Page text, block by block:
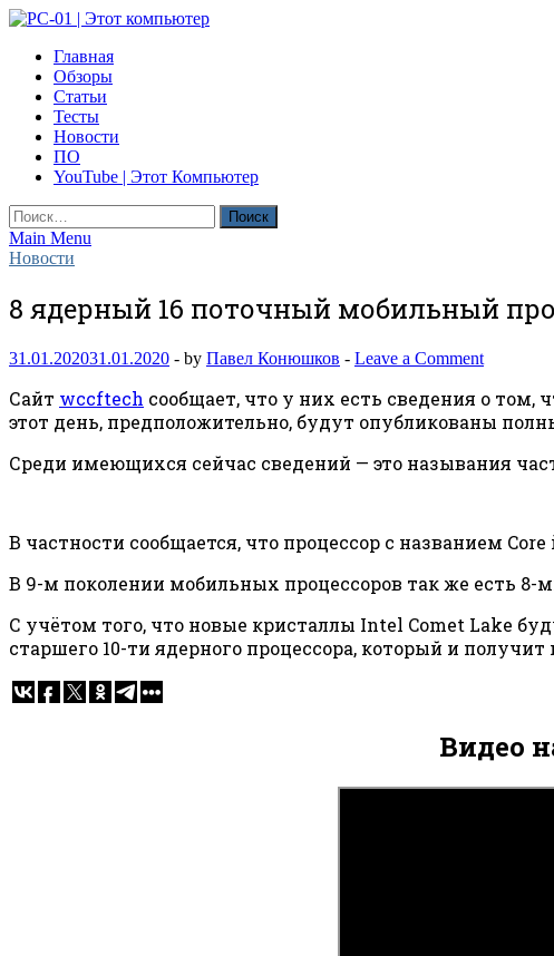
Skip
content
PC-01 | Этот компьютер
Компьютерные новости
Главная
Обзоры
Статьи
Тесты
Новости
ПО
YouTube | Этот Компьютер
Найти:
Main Menu
Новости
8 ядерный 16 поточный мобильный
31.01.202031.01.2020 - by Павел Конюшков - Leave a Comment
Сайт wccftech сообщает, что у них есть сведения о том,
этот день, предположительно, будут опубликованы
Среди имеющихся сейчас сведений — это называния
В частности сообщается, что процессор с названием
В 9-м поколении мобильных процессоров так же есть 8-
С учётом того, что новые кристаллы Intel Comet Lake
старшего 10-ти ядерного процессора, который и получит
Видео